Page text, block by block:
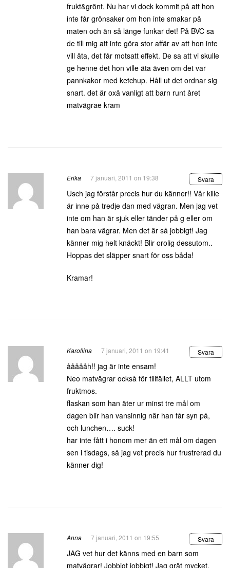
frukt&grönt. Nu har vi dock kommit på att hon
inte får grönsaker om hon inte smakar på
maten och än så länge funkar det! På BVC sa
de till mig att inte göra stor affär av att hon inte
vill äta, det får motsatt effekt. De sa att vi skulle
ge henne det hon ville äta även om det var
pannkakor med ketchup. Håll ut det ordnar sig
snart. det är oxå vanligt att barn runt året
matvägrae kram
Erika 7 januari, 2011 on 19:38 Svara
Usch jag förstår precis hur du känner!! Vår kille
är inne på tredje dan med vägran. Men jag vet
inte om han är sjuk eller tänder på g eller om
han bara vägrar. Men det är så jobbigt! Jag
känner mig helt knäckt! Blir orolig dessutom..
Hoppas det släpper snart för oss båda!
Kramar!
Karoliina 7 januari, 2011 on 19:41 Svara
åååååh!! jag är inte ensam!
Neo matvägrar också för tillfället, ALLT utom
fruktmos.
flaskan som han äter ur minst tre mål om
dagen blir han vansinnig när han får syn på,
och lunchen…. suck!
har inte fått i honom mer än ett mål om dagen
sen i tisdags, så jag vet precis hur frustrerad du
känner dig!
Anna 7 januari, 2011 on 19:55 Svara
JAG vet hur det känns med en barn som
matvägrar! Jobbigt jobbigt! Jag grät mycket,